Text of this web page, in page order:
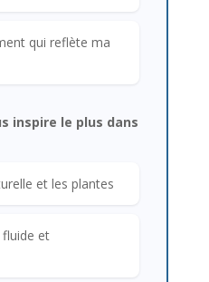
qui reflète ma
inspire le plus dans
et les plantes
fluide et